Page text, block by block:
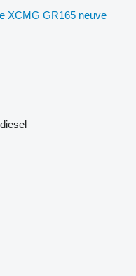
XCMG GR165 neuve
diesel